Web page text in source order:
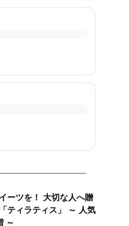
ーツを！ 大切な人へ贈
ティラティス」 ～ 人気
～